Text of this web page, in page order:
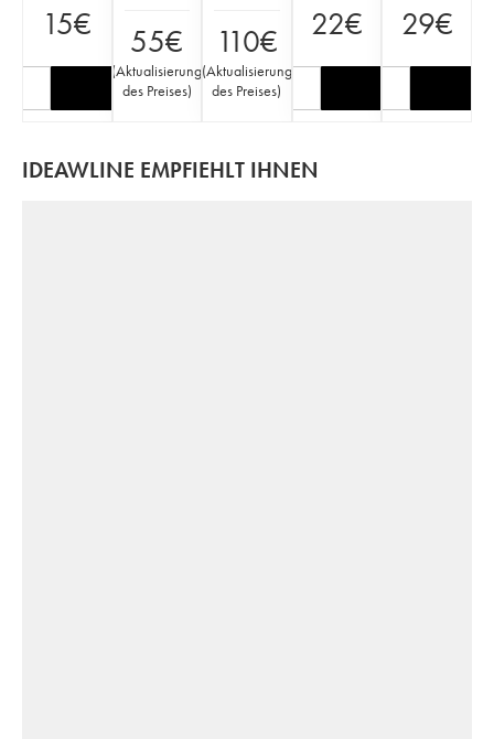
15€ 55€
(Aktualisierung
des Preises)
110€
(Aktualisierung
des Preises)
22€ 29€
IDEAWLINE EMPFIEHLT IHNEN